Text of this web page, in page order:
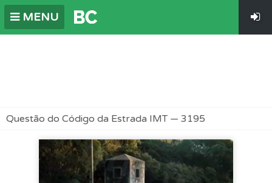
MENU
Questão do Código da Estrada IMT — 3195